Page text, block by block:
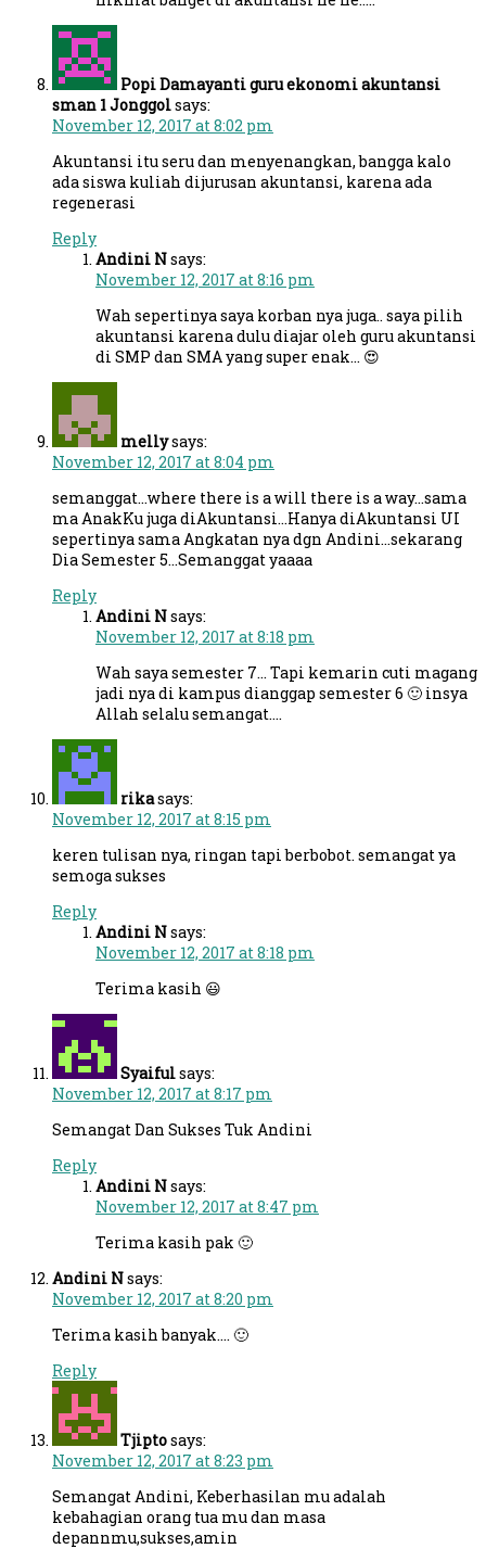
Popi Damayanti guru ekonomi akuntansi
sman 1 Jonggolsays:
November 12, 2017 at 8:02 pm
Akuntansi itu seru dan menyenangkan, bangga kalo
ada siswa kuliah dijurusan akuntansi, karena ada
regenerasi
Reply
Andini Nsays:
November 12, 2017 at 8:16 pm
Wah sepertinya saya korban nya juga.. saya pilih
akuntansi karena dulu diajar oleh guru akuntansi
di SMP dan SMA yang super enak… 😍
mellysays:
November 12, 2017 at 8:04 pm
semanggat…where there is a will there is a way…sama
ma AnakKu juga diAkuntansi…Hanya diAkuntansi UI
sepertinya sama Angkatan nya dgn Andini…sekarang
Dia Semester 5…Semanggat yaaaa
Reply
Andini Nsays:
November 12, 2017 at 8:18 pm
Wah saya semester 7… Tapi kemarin cuti magang
jadi nya di kampus dianggap semester 6 🙂 insya
Allah selalu semangat….
rikasays:
November 12, 2017 at 8:15 pm
keren tulisan nya, ringan tapi berbobot. semangat ya
semoga sukses
Reply
Andini Nsays:
November 12, 2017 at 8:18 pm
Terima kasih 😃
Syaifulsays:
November 12, 2017 at 8:17 pm
Semangat Dan Sukses Tuk Andini
Reply
Andini Nsays:
November 12, 2017 at 8:47 pm
Terima kasih pak 🙂
Andini Nsays:
November 12, 2017 at 8:20 pm
Terima kasih banyak…. 🙂
Reply
Tjiptosays:
November 12, 2017 at 8:23 pm
Semangat Andini, Keberhasilan mu adalah
kebahagian orang tua mu dan masa
depannmu,sukses,amin